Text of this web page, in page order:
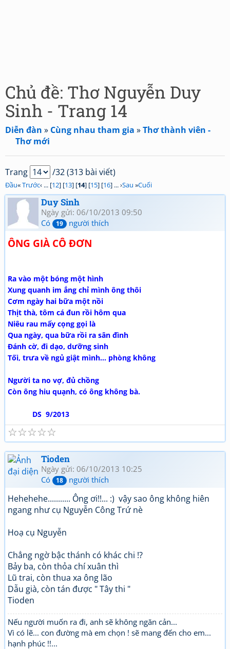
Chủ đề: Thơ Nguyễn Duy
Sinh - Trang 14
Diễn đàn » Cùng nhau tham gia »Thơ thành viên -
Thơ mới
Trang /32 (313 bài viết)
Đầu«Trước‹ ... [12] [13] [14] [15] [16] ... ›Sau »Cuối
Duy Sinh
Ngày gửi: 06/10/2013 09:50
Có
19 người thích
ÔNG GIÀ CÔ ĐƠN
Ra vào một bóng một hình
Xung quanh im ắng chỉ mình ông thôi
Cơm ngày hai bữa một nồi
Thịt thà, tôm cá đun rồi hôm qua
Niêu rau mấy cọng gọi là
Qua ngày, qua bữa rồi ra sân đình
Đánh cờ, đi dạo, dưỡng sinh
Tối, trưa về ngủ giật mình... phòng không
Người ta no vợ, đủ chồng
Còn ông hiu quạnh, có ông không bà.
DS 9/2013
☆
☆
☆
☆
☆
Tioden
Ngày gửi: 06/10/2013 10:25
Có
18 người thích
Hehehehe........... Ông ơi!!... :) vậy sao ông không hiên
ngang như cụ Nguyễn Công Trứ nè
Hoạ cụ Nguyễn
Chẳng ngờ bậc thánh có khác chi !?
Bảy ba, còn thỏa chí xuân thì
Lũ trai, còn thua xa ông lão
Dẫu già, còn tán được " Tây thi "
Tioden
Nếu người muốn ra đi, anh sẽ không ngăn cản...
Vì có lẽ... con đường mà em chọn ! sẽ mang đến cho em...
hạnh phúc !!...